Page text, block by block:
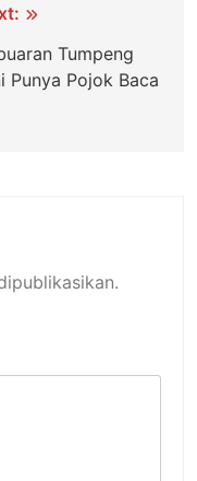
Tumpeng
Punya Pojok Baca